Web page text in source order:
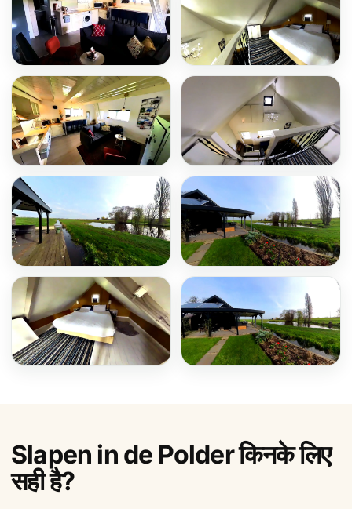
Slapen in de Polder किनके लिए
सही है?